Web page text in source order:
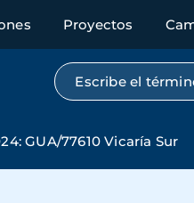
Proyectos
Búsqueda por
GUA/77610 Vicaría Sur